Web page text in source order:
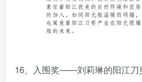
16、入围奖——刘莉琳的阳江刀